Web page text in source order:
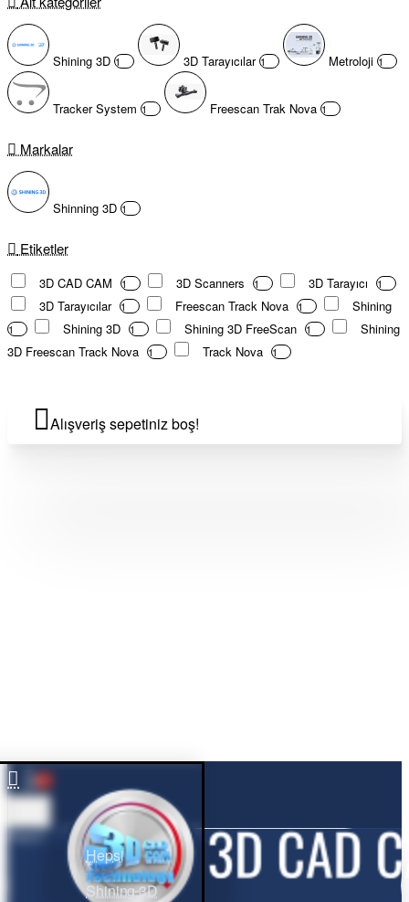
Shining 3D 1 3D Tarayıcılar 1 Metroloji 1
Tracker System 1 Freescan Trak Nova 1
Markalar
Shinning 3D 1
Etiketler
3D CAD CAM 1 3D Scanners 1 3D Tarayıcı 1
3D Tarayıcılar 1 Freescan Track Nova 1 Shining
1 Shining 3D 1 Shining 3D FreeScan 1
Shining
3D Freescan Track Nova
1 Track Nova 1
Alışveriş sepetiniz boş!
0
Hepsi
Hepsi
Shining 3D